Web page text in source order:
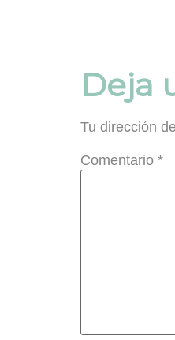
Deja
Tu dirección
Comentario *